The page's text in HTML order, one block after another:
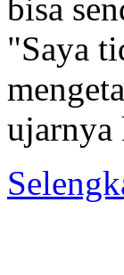
bisa
"Saya